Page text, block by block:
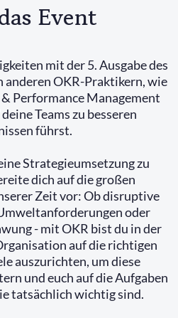
Event
mit der 5. Ausgabe des
anderen OKR-Praktikern, wie
Performance Management
Teams zu besseren
führst.
Strategieumsetzung zu
dich auf die großen
Zeit vor: Ob disruptive
oder
- mit OKR bist du in der
auf die richtigen
auszurichten, um diese
und euch auf die Aufgaben
tatsächlich wichtig sind.